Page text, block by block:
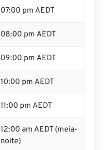
07:00 pm AEDT
08:00 pm AEDT
09:00 pm AEDT
10:00 pm AEDT
11:00 pm AEDT
12:00 am AEDT (meia-
noite)